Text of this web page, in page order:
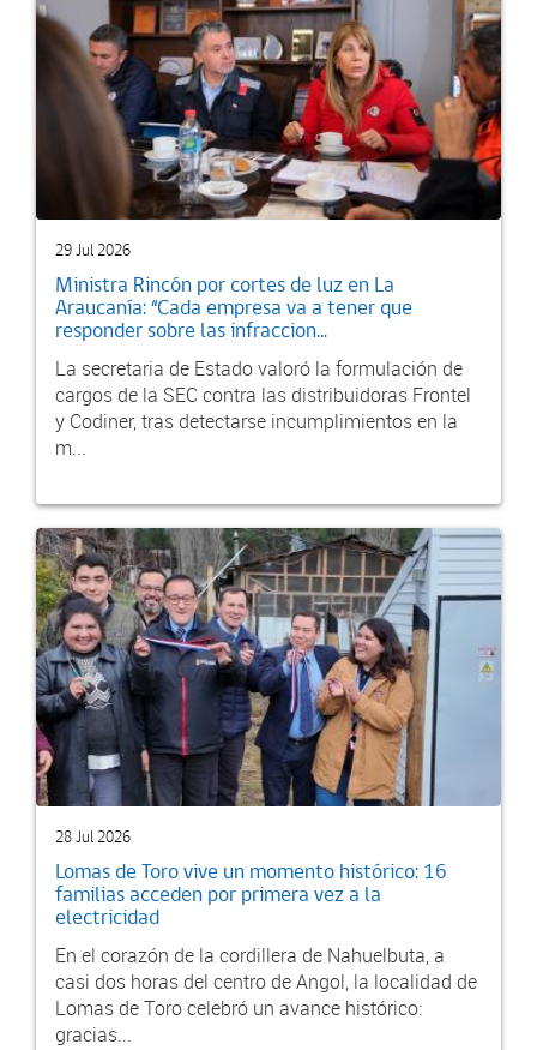
29 Jul 2026
Ministra Rincón por cortes de luz en La
Araucanía: “Cada empresa va a tener que
responder sobre las infraccion...
La secretaria de Estado valoró la formulación de
cargos de la SEC contra las distribuidoras Frontel
y Codiner, tras detectarse incumplimientos en la
m...
28 Jul 2026
Lomas de Toro vive un momento histórico: 16
familias acceden por primera vez a la
electricidad
En el corazón de la cordillera de Nahuelbuta, a
casi dos horas del centro de Angol, la localidad de
Lomas de Toro celebró un avance histórico:
gracias...